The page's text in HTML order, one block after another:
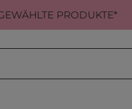
PRODUKTE*